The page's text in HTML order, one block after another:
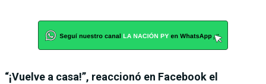
“¡Vuelve a casa!”, reaccionó en Facebook el